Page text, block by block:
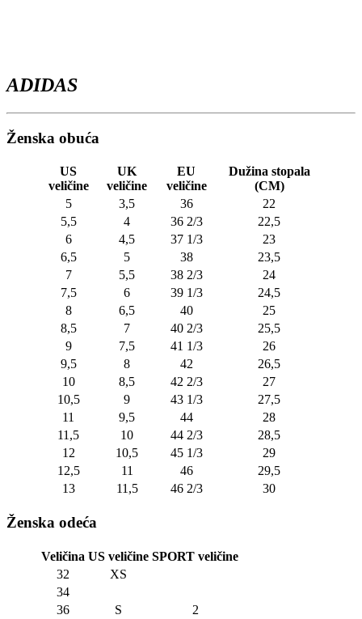
ADIDAS
Ženska obuća
US
veličine
UK
veličine
EU
veličine
Dužina stopala
(CM)
5
3,5 36
22
5,5
4 36 2/3
22,5
6
4,5 37 1/3
23
6,5
5 38
23,5
7
5,5 38 2/3
24
7,5
6 39 1/3
24,5
8
6,5 40
25
8,5
7 40 2/3
25,5
9
7,5 41 1/3
26
9,5
8 42
26,5
10
8,5 42 2/3
27
10,5
9 43 1/3
27,5
11
9,5 44
28
11,5
10 44 2/3
28,5
12
10,5 45 1/3
29
12,5
11 46
29,5
13
11,5 46 2/3 30
Ženska odeća
Veličina US veličine SPORT veličine
32
XS
34
36
S
2